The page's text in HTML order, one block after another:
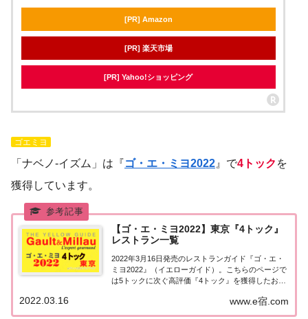
[PR] Amazon
[PR] 楽天市場
[PR] Yahoo!ショッピング
ゴエミヨ
「ナベノ-イズム」は『ゴ・エ・ミヨ2022 』で4トック を
獲得しています。
【ゴ・エ・ミヨ2022】東京『4トック』
レストラン一覧
2022年3月16日発売のレストランガイド『ゴ・エ・
ミヨ2022』（イエローガイド）。こちらのページで
は5トックに次ぐ高評価『4トック』を獲得したお店
ついて一覧にまとめました。ゴエミヨ2022『4トッ
ク』東京関東「東京エリア」で「ゴ・...
www.e宿.com
2022.03.16